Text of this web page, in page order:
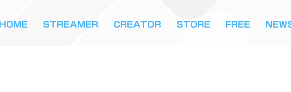
HOME STREAMER CREATOR STORE FREE